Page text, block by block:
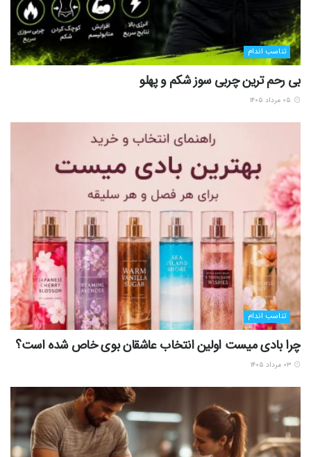
تناسب اندام
بی رحم ترین چربی سوز شکم و پهلو
تناسب اندام
چرا بادی میست اولین انتخاب عاشقان بوی خاص شده است؟